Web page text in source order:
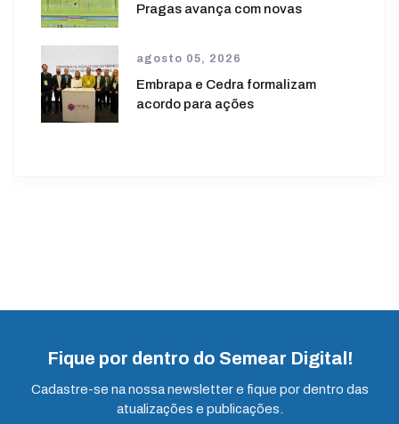
Pragas avança com novas
agosto 05, 2026
Embrapa e Cedra formalizam
acordo para ações
Fique por dentro do Semear Digital!
Cadastre-se na nossa newsletter e fique por dentro das
atualizações e publicações.